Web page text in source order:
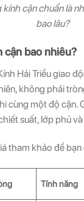
cận chuẩn là
bao lâu?
cận bao nhiêu?
Hải Triều giao
không phải
cùng một độ cận.
suất, lớp phủ
tham khảo để
Tính năng